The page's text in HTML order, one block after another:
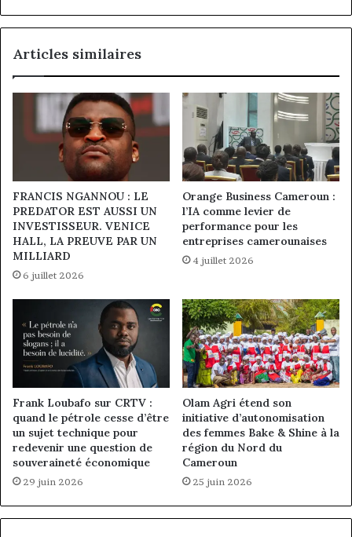
en
Mohamed
Cameroun
Articles similaires
FRANCIS NGANNOU : LE
PREDATOR EST AUSSI UN
INVESTISSEUR. VENICE
HALL, LA PREUVE PAR UN
MILLIARD
6 juillet 2026
Orange Business Cameroun :
l’IA comme levier de
performance pour les
entreprises camerounaises
4 juillet 2026
Frank Loubafo sur CRTV :
quand le pétrole cesse d’être
un sujet technique pour
redevenir une question de
souveraineté économique
29 juin 2026
Olam Agri étend son
initiative d’autonomisation
des femmes Bake & Shine à la
région du Nord du
Cameroun
25 juin 2026